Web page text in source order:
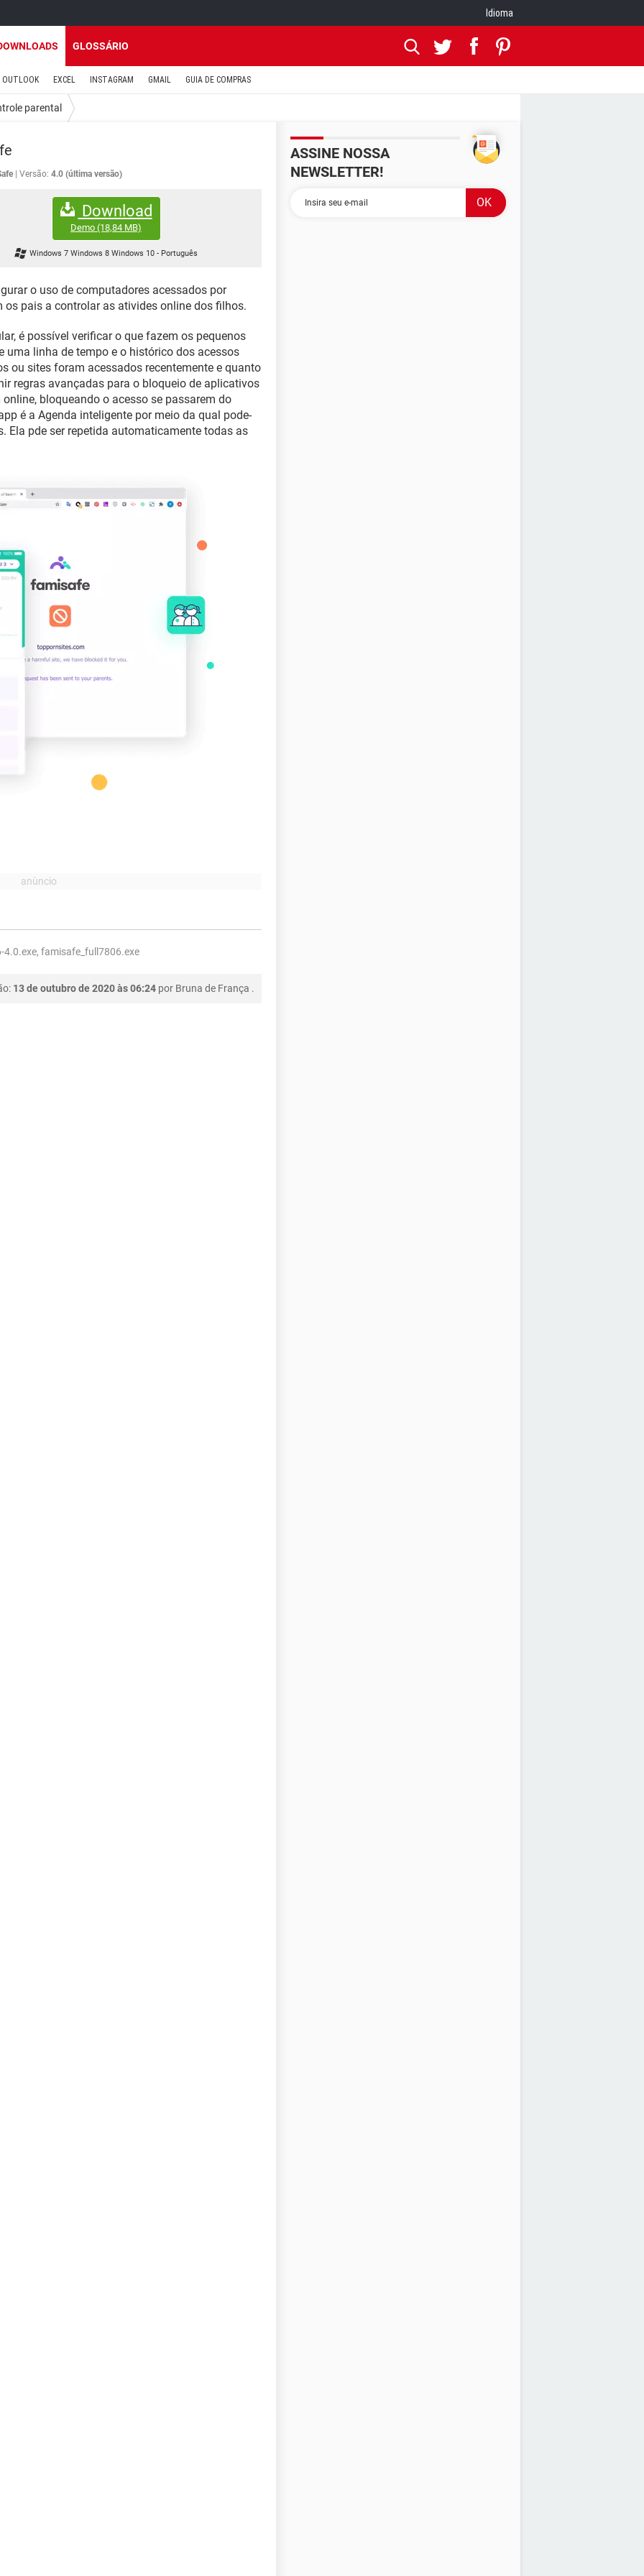
Idioma
GLOSSÁRIO
OUTLOOK EXCEL INSTAGRAM GMAIL GUIA DE COMPRAS
parental
Versão: 4.0 (última versão)
Download
Demo (18,84 MB)
Windows 7 Windows 8 Windows 10 - Português
o uso de computadores acessados por
os pais a controlar as ativides online dos filhos.
é possível verificar o que fazem os pequenos
uma linha de tempo e o histórico dos acessos
ou sites foram acessados recentemente e quanto
regras avançadas para o bloqueio de aplicativos
bloqueando o acesso se passarem do
é a Agenda inteligente por meio da qual pode-
Ela pde ser repetida automaticamente todas as
famisafe_full7806.exe
13 de outubro de 2020 às 06:24 por Bruna de França .
ASSINE NOSSA
NEWSLETTER!